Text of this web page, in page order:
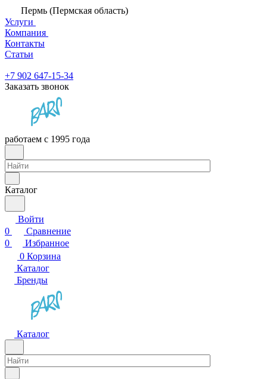
Пермь (Пермская область)
Услуги
Компания
Контакты
Статьи
+7 902 647-15-34
Заказать звонок
работаем с 1995 года
Каталог
Войти
0
Сравнение
0
Избранное
0 Корзина
Каталог
Бренды
Каталог